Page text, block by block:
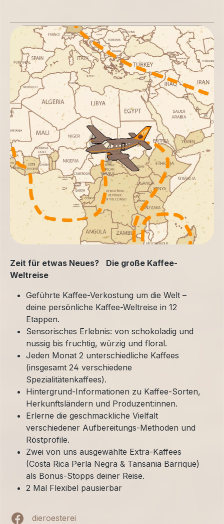
Zeit für etwas Neues? Die große Kaffee-
Weltreise
Geführte Kaffee-Verkostung um die Welt –
deine persönliche Kaffee-Weltreise in 12
Etappen.
Sensorisches Erlebnis: von schokoladig und
nussig bis fruchtig, würzig und floral.
Jeden Monat 2 unterschiedliche Kaffees
(insgesamt 24 verschiedene
Spezialitätenkaffees).
Hintergrund-Informationen zu Kaffee-Sorten,
Herkunftsländern und Produzent:innen.
Erlerne die geschmackliche Vielfalt
verschiedener Aufbereitungs-Methoden und
Röstprofile.
Zwei von uns ausgewählte Extra-Kaffees
(Costa Rica Perla Negra & Tansania Barrique)
als Bonus-Stopps deiner Reise.
2 Mal Flexibel pausierbar
dieroesterei